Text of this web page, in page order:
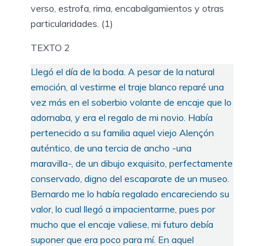
verso, estrofa, rima, encabalgamientos y otras
particularidades. (1)
TEXTO 2
Llegó el día de la boda. A pesar de la natural
emoción, al vestirme el traje blanco reparé una
vez más en el soberbio volante de encaje que lo
adornaba, y era el regalo de mi novio. Había
pertenecido a su familia aquel viejo Alençón
auténtico, de una tercia de ancho -una
maravilla-, de un dibujo exquisito, perfectamente
conservado, digno del escaparate de un museo.
Bernardo me lo había regalado encareciendo su
valor, lo cual llegó a impacientarme, pues por
mucho que el encaje valiese, mi futuro debía
suponer que era poco para mí. En aquel